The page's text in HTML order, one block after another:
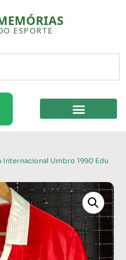
Internacional Umbro 1990 Edu